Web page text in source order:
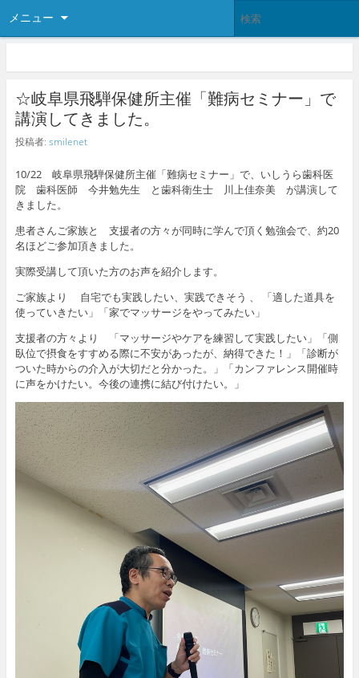
メニュー
☆岐阜県飛騨保健所主催「難病セミナー」で
講演してきました。
投稿者: smilenet
10/22 岐阜県飛騨保健所主催「難病セミナー」で、いしうら歯科医
院 歯科医師 今井勉先生 と歯科衛生士 川上佳奈美 が講演して
きました。
患者さんご家族と 支援者の方々が同時に学んで頂く勉強会で、約20
名ほどご参加頂きました。
実際受講して頂いた方のお声を紹介します。
ご家族より 自宅でも実践したい、実践できそう 、 「適した道具を
使っていきたい」「家でマッサージをやってみたい」
支援者の方々より 「マッサージやケアを練習して実践したい」「側
臥位で摂食をすすめる際に不安があったが、納得できた！」「診断が
ついた時からの介入が大切だと分かった。」「カンファレンス開催時
に声をかけたい。今後の連携に結び付けたい。」